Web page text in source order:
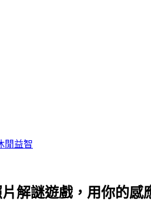
閒益智
解謎遊戲，用你的感